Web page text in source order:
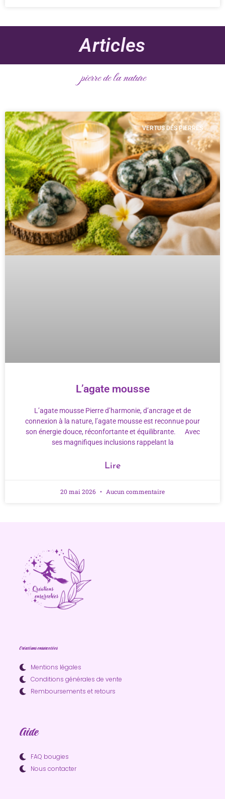
Articles
pierre de la nature
VERTUS DES PIERRES
L’agate mousse
L’agate mousse Pierre d’harmonie, d’ancrage et de
connexion à la nature, l’agate mousse est reconnue pour
son énergie douce, réconfortante et équilibrante. Avec
ses magnifiques inclusions rappelant la
Lire
20 mai 2026 Aucun commentaire
Créations ensorcelées
Mentions légales
Conditions générales de vente
Remboursements et retours
Aide
FAQ bougies
Nous contacter